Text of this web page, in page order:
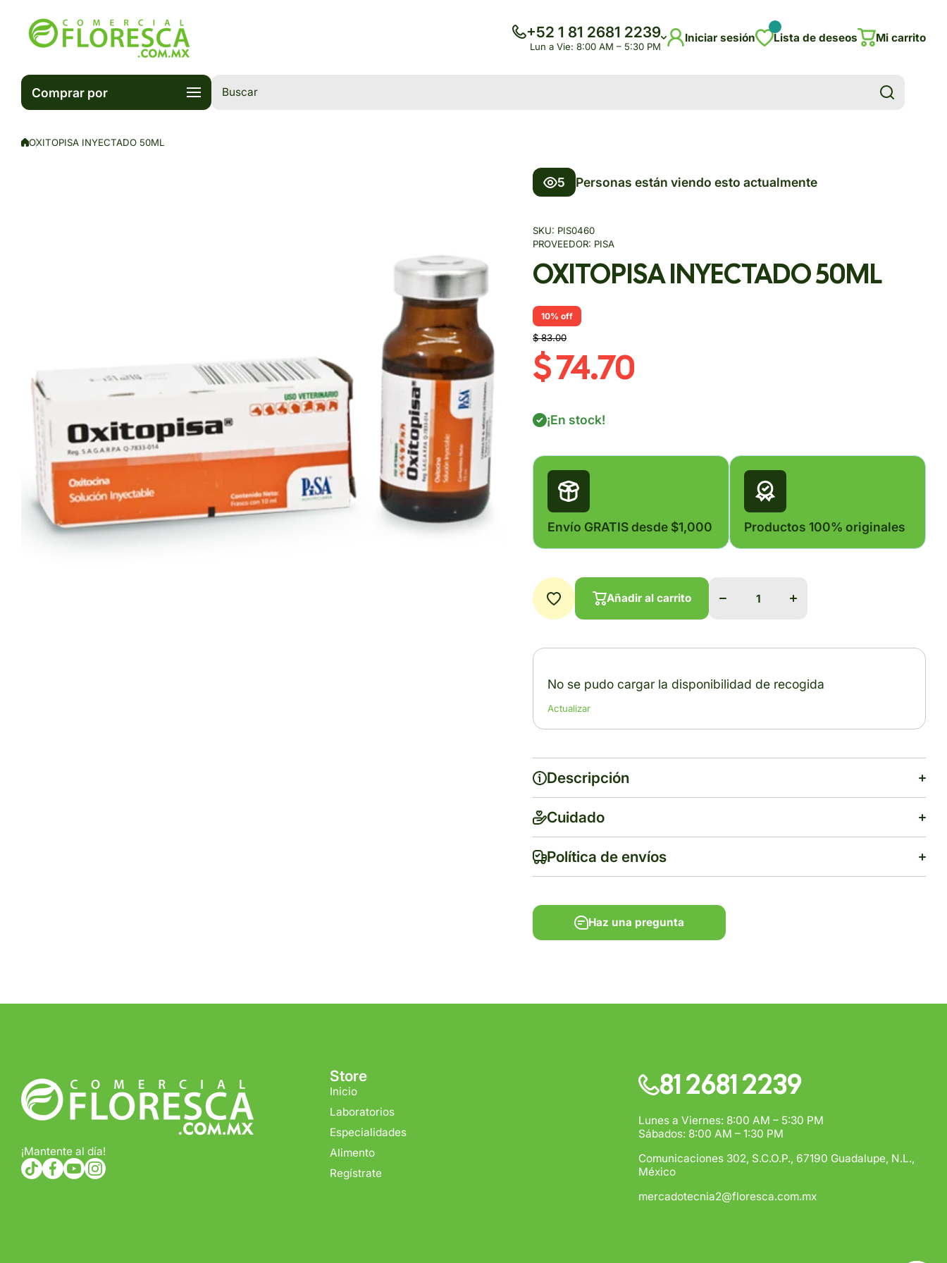
+52 1 81 2681 2239
Lun a Vie: 8:00 AM – 5:30 PM
Iniciar sesión Lista de deseos Mi carrito
Comprar por Buscar
OXITOPISA INYECTADO 50ML
5 Personas están viendo esto actualmente
SKU: PIS0460
PROVEEDOR: PISA
OXITOPISA INYECTADO 50ML
10% off
$ 83.00
$ 74.70
¡En stock!
Envío GRATIS desde $1,000 Productos 100% originales
OXITOPISA
OXITOPISA
Añadir al carrito
No se pudo cargar la disponibilidad de recogida
Actualizar
Descripción
Cuidado
Política de envíos
Haz una pregunta
¡Mantente al día!
tiktokcom/@comercialfloresca
facebookcom/FlorescaOficial
youtubecom/@florescaoficial4155
instagramcom/florescaoficial/
Store
Inicio
Laboratorios
Especialidades
Alimento
Regístrate
81 2681 2239
Lunes a Viernes: 8:00 AM – 5:30 PM
Sábados: 8:00 AM – 1:30 PM
Comunicaciones 302, S.C.O.P., 67190 Guadalupe, N.L.,
México
mercadotecnia2@floresca.com.mx